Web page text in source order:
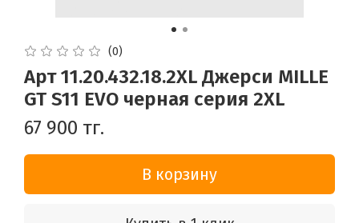
(0)
Арт 11.20.432.18.2XL Джерси MILLE
GT S11 EVO черная серия 2XL
67 900 тг.
В корзину